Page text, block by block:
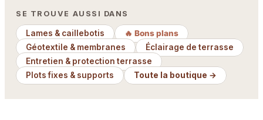
SE TROUVE AUSSI DANS
Lames & caillebotis
🔥 Bons plans
Géotextile & membranes
Éclairage de terrasse
Entretien & protection terrasse
Plots fixes & supports
Toute la boutique →